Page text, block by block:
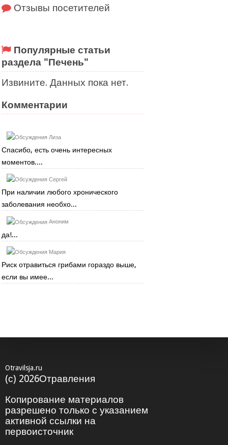
Отзывы посетителей
Популярные статьи
раздела "Печень"
Извините. Данных пока нет.
Комментарии
Лиза
Спасибо, есть очень интересных
моментов....
Сергей
При наличии любого хронического
заболевания необхо...
Аноним
да!...
Мария
Риск отравиться грибами гораздо выше,
если вы имее...
Otravilsja.ru
(с) 2026Отравления
Копирование материалов
разрешено только с указанием
активной ссылки на
первоисточник